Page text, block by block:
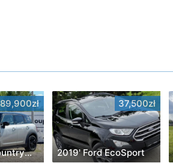
89,900zł
2023' MINI Countryman
37,500zł
2019' Ford EcoSport